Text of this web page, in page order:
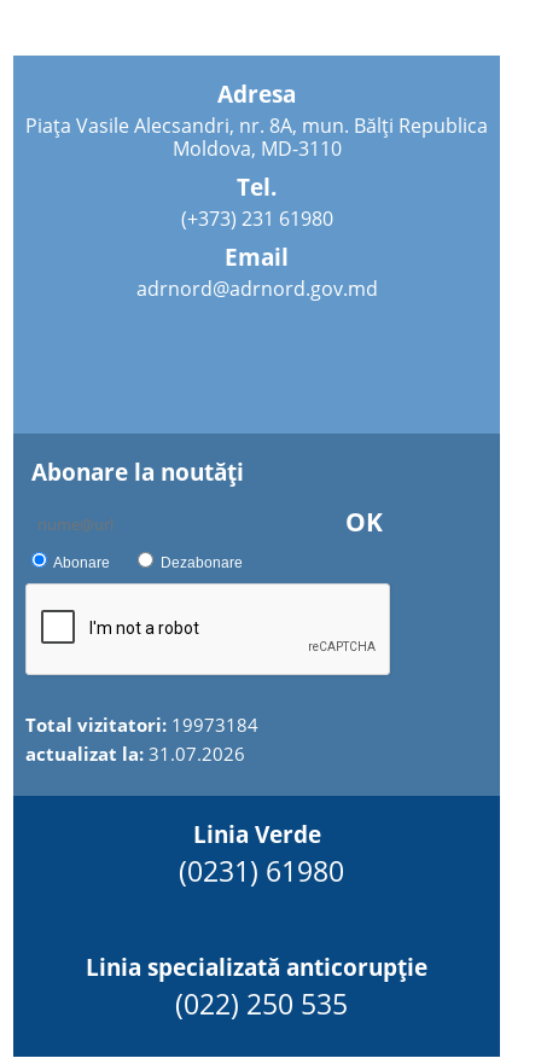
Adresa
Piața Vasile Alecsandri, nr. 8A, mun. Bălți Republica
Moldova, MD-3110
Tel.
(+373) 231 61980
Email
adrnord@adrnord.gov.md
Abonare la noutăţi
OK
Abonare Dezabonare
Total vizitatori: 19973184
actualizat la:31.07.2026
Linia Verde
(0231) 61980
Linia specializată anticorupție
(022) 250 535